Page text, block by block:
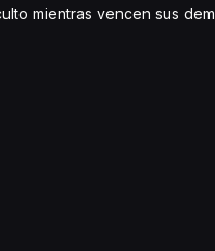
mientras vencen sus